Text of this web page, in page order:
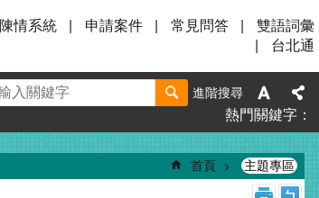
陳情系統 申請案件 常見問答
雙語詞彙
台北通
進階搜尋
熱門關鍵字
首頁 主題專區